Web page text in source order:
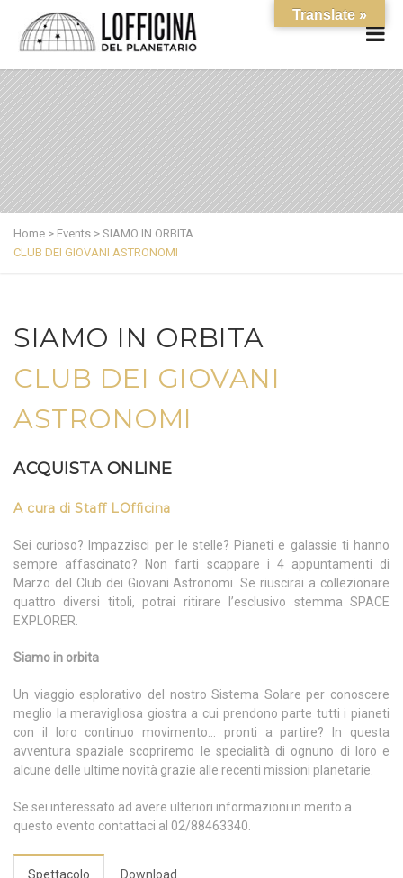
Home > Events > SIAMO IN ORBITA
CLUB DEI GIOVANI ASTRONOMI
SIAMO IN ORBITA
CLUB DEI GIOVANI
ASTRONOMI
ACQUISTA ONLINE
A cura di Staff LOfficina
Sei curioso? Impazzisci per le stelle? Pianeti e galassie ti hanno
sempre affascinato? Non farti scappare i 4 appuntamenti di
Marzo del Club dei Giovani Astronomi. Se riuscirai a collezionare
quattro diversi titoli, potrai ritirare l’esclusivo stemma SPACE
EXPLORER.
Siamo in orbita
Un viaggio esplorativo del nostro Sistema Solare per conoscere
meglio la meravigliosa giostra a cui prendono parte tutti i pianeti
con il loro continuo movimento… pronti a partire? In questa
avventura spaziale scopriremo le specialità di ognuno di loro e
alcune delle ultime novità grazie alle recenti missioni planetarie.
Se sei interessato ad avere ulteriori informazioni in merito a
questo evento contattaci al 02/88463340.
Spettacolo Download
Translate »